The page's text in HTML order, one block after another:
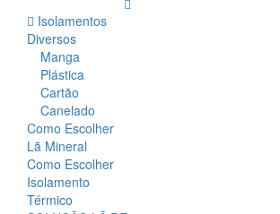
Isolamentos
Diversos
Manga
Plástica
Cartão
Canelado
Como Escolher
Lã Mineral
Como Escolher
Isolamento
Térmico